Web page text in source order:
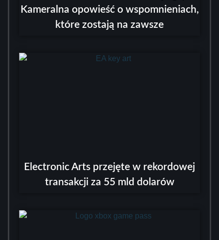
Kameralna opowieść o wspomnieniach,
które zostają na zawsze
Electronic Arts przejęte w rekordowej
transakcji za 55 mld dolarów